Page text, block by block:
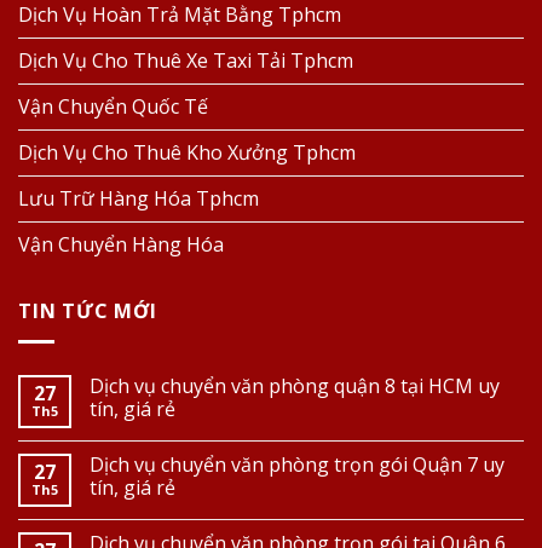
Dịch Vụ Hoàn Trả Mặt Bằng Tphcm
Dịch Vụ Cho Thuê Xe Taxi Tải Tphcm
Vận Chuyển Quốc Tế
Dịch Vụ Cho Thuê Kho Xưởng Tphcm
Lưu Trữ Hàng Hóa Tphcm
Vận Chuyển Hàng Hóa
TIN TỨC MỚI
27
Th5
Dịch vụ chuyển văn phòng quận 8 tại HCM uy
tín, giá rẻ
27
Th5
Dịch vụ chuyển văn phòng trọn gói Quận 7 uy
tín, giá rẻ